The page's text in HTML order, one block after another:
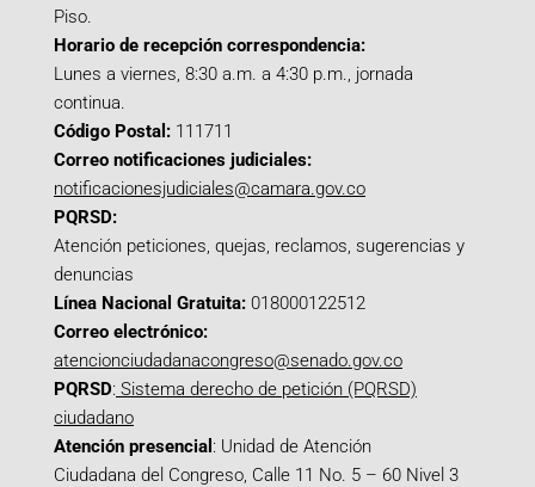
Piso.
Horario de recepción correspondencia:
Lunes a viernes, 8:30 a.m. a 4:30 p.m., jornada
continua.
Código Postal: 111711
Correo notificaciones judiciales:
notificacionesjudiciales@camara.gov.co
PQRSD:
Atención peticiones, quejas, reclamos, sugerencias y
denuncias
Línea Nacional Gratuita: 018000122512
Correo electrónico:
atencionciudadanacongreso@senado.gov.co
PQRSD: Sistema derecho de petición (PQRSD)
ciudadano
Atención presencial : Unidad de Atención
Ciudadana del Congreso, Calle 11 No. 5 – 60 Nivel 3